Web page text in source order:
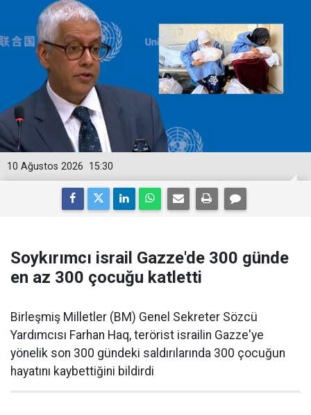
15:30
10 Ağustos 2026
Soykırımcı israil Gazze'de 300 günde
en az 300 çocuğu katletti
Birleşmiş Milletler (BM) Genel Sekreter Sözcü
Yardımcısı Farhan Haq, terörist israilin Gazze'ye
yönelik son 300 gündeki saldırılarında 300 çocuğun
hayatını kaybettiğini bildirdi